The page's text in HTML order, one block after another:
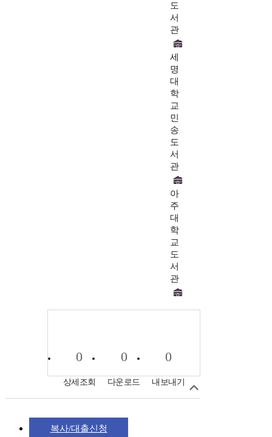
도
서
관
세
명
대
학
교
민
송
도
서
관
아
주
대
학
교
도
서
관
0
상세조회
0
다운로드
0
내보내기
복사/대출신청